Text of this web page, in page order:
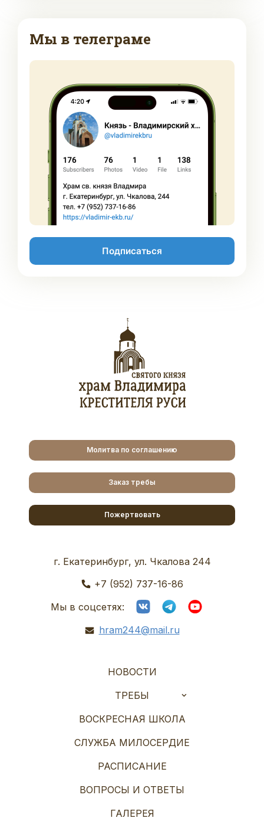
Мы в телеграме
Подписаться
Молитва по соглашению
Заказ требы
Пожертвовать
г. Екатеринбург, ул. Чкалова 244
+7 (952) 737-16-86
Мы в соцсетях:
hram244@mail.ru
НОВОСТИ
ТРЕБЫ
ВОСКРЕСНАЯ ШКОЛА
СЛУЖБА МИЛОСЕРДИЕ
РАСПИСАНИЕ
ВОПРОСЫ И ОТВЕТЫ
ГАЛЕРЕЯ